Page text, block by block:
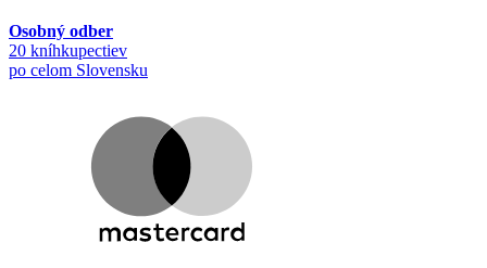
Osobný odber
20 kníhkupectiev
po celom Slovensku